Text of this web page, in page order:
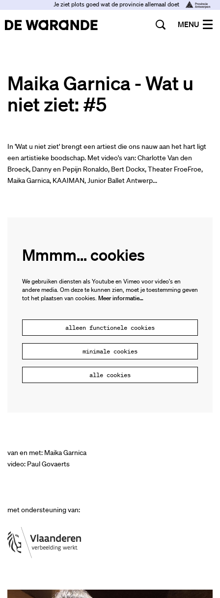
Je ziet plots goed wat de provincie allemaal doet
MENU
Maika Garnica - Wat u
niet ziet: #5
In 'Wat u niet ziet' brengt een artiest die ons nauw aan het hart ligt
een artistieke boodschap. Met video's van: Charlotte Van den
Broeck, Danny en Pepijn Ronaldo, Bert Dockx, Theater FroeFroe,
Maika Garnica, KAAIMAN, Junior Ballet Antwerp...
Mmmm... cookies
We gebruiken diensten als Youtube en Vimeo voor video's en
andere media. Om deze te kunnen zien, moet je toestemming geven
tot het plaatsen van cookies. Meer informatie…
alleen functionele cookies
minimale cookies
alle cookies
van en met: Maika Garnica
video: Paul Govaerts
met ondersteuning van: